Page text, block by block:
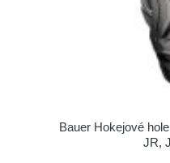
Bauer Hokejové
JR,